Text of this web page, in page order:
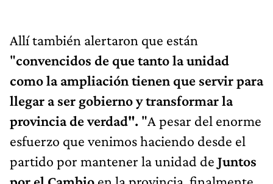
Allí también alertaron que están
"convencidos de que tanto la unidad
como la ampliación tienen que servir para
llegar a ser gobierno y transformar la
provincia de verdad". "A pesar del enorme
esfuerzo que venimos haciendo desde el
partido por mantener la unidad de Juntos